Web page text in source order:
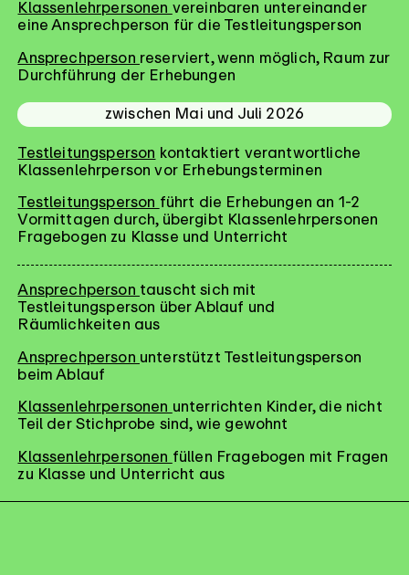
Klassenlehrpersonen vereinbaren untereinander
eine Ansprechperson für die Testleitungsperson
Ansprechperson reserviert, wenn möglich, Raum zur
Durchführung der Erhebungen
zwischen Mai und Juli 2026
Testleitungsperson kontaktiert verantwortliche
Klassenlehrperson vor Erhebungsterminen
Testleitungsperson führt die Erhebungen an 1-2
Vormittagen durch, übergibt Klassenlehrpersonen
Fragebogen zu Klasse und Unterricht
Ansprechperson tauscht sich mit
Testleitungsperson über Ablauf und
Räumlichkeiten aus
Ansprechperson unterstützt Testleitungsperson
beim Ablauf
Klassenlehrpersonen unterrichten Kinder, die nicht
Teil der Stichprobe sind, wie gewohnt
Klassenlehrpersonen füllen Fragebogen mit Fragen
zu Klasse und Unterricht aus